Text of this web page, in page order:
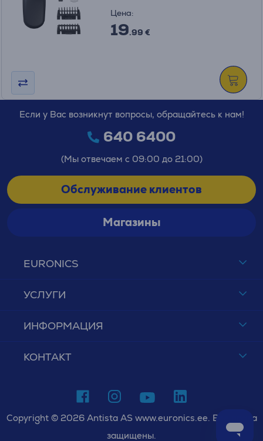
Цена:
19.99 €
EURONICS
УСЛУГИ
ИНФОРМАЦИЯ
КОНТАКТ
Если у Вас возникнут вопросы, обращайтесь к нам!
640 6400
(Мы отвечаем с 09:00 до 21:00)
Обслуживание клиентов
Магазины
Copyright © 2026 Antista AS www.euronics.ee. Все права
защищены.